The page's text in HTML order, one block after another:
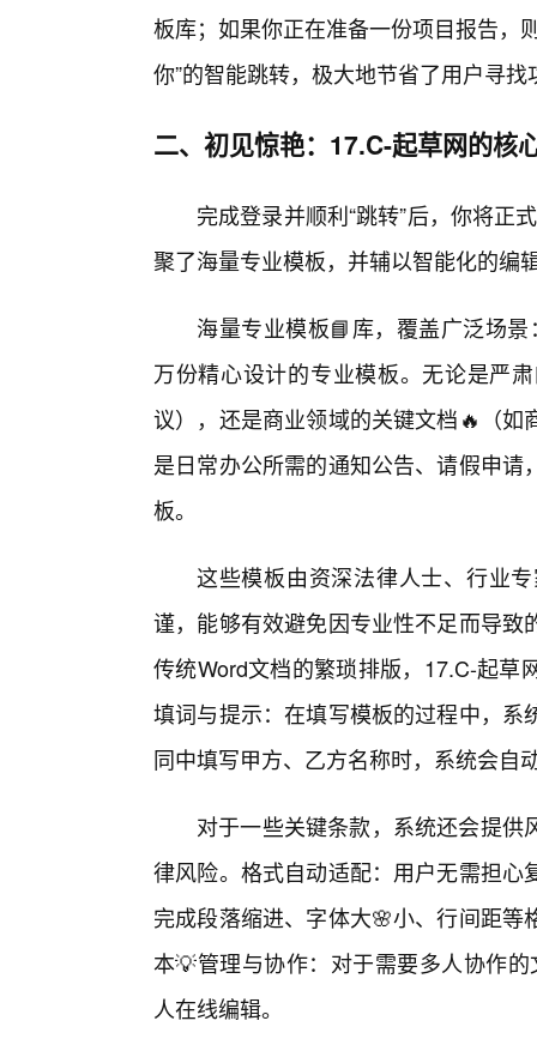
板库；如果你正在准备一份项目报告，
你”的智能跳转，极大地节省了用户寻
二、初见惊艳：17.C-起草网的核
完成登录并顺利“跳转”后，你将正
聚了海量专业模板，并辅以智能化的编
海量专业模板📘库，覆盖广泛场
万份精心设计的专业模板。无论是严
议），还是商业领域的关键文档🔥（
是日常办公所需的通知公告、请假申
板。
这些模板由资深法律人士、行业
谨，能够有效避免因专业性不足而导
传统Word文档的繁琐排版，17.C-起草
填词与提示：在填写模板的过程中，
同中填写甲方、乙方名称时，系统会自
对于一些关键条款，系统还会提
律风险。格式自动适配：用户无需担
完成段落缩进、字体大🌸小、行间距
本💡管理与协作：对于需要多人协作
人在线编辑。